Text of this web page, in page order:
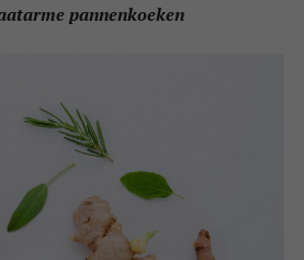
pannenkoeken